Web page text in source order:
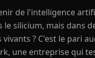
de l'intelligence
le silicium, mais dans
vivants ? C'est le pari
une entreprise qui